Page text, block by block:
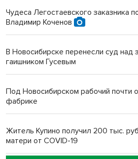
Чудеса Легостаевского заказника
Владимир Коченов
В Новосибирске перенесли суд над
гаишником Гусевым
Под Новосибирском рабочий почти
фабрике
Житель Купино получил 200 тыс.
матери от COVID-19